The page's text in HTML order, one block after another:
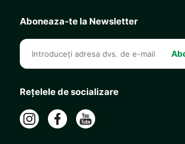
Aboneaza-te la Newsletter
Rețelele de socializare